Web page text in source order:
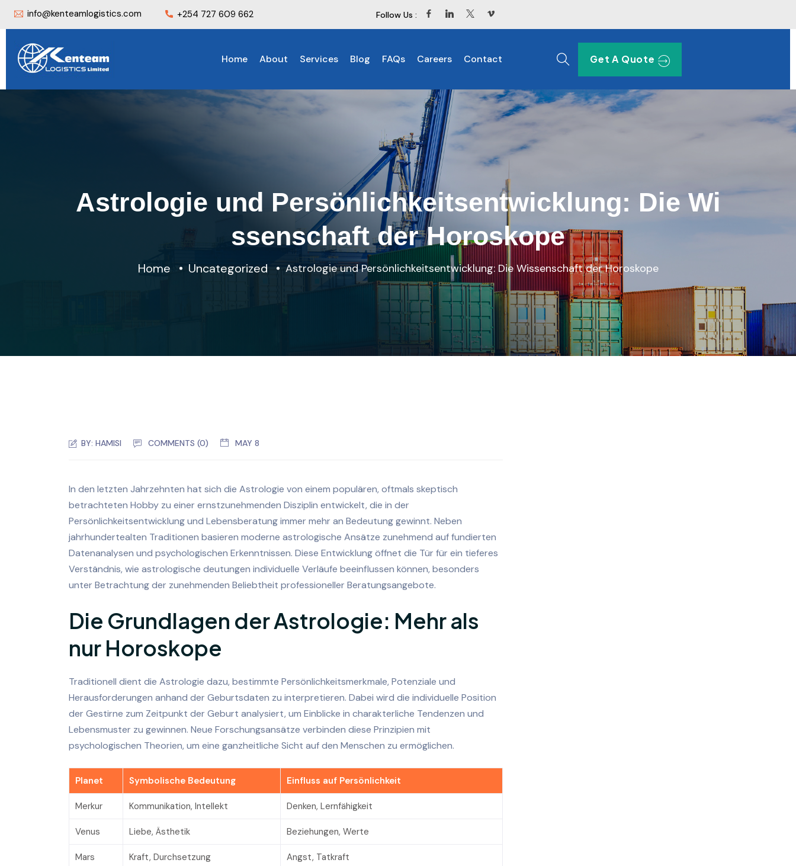
info@kenteamlogistics.com +254 727 609 662 Follow Us :
Home About Services Blog FAQs Careers Contact Get A Quote
Astrologie und Persönlichkeitsentwicklung: Die Wi
ssenschaft der Horoskope
Home Uncategorized Astrologie und Persönlichkeitsentwicklung: Die Wissenschaft der Horoskope
BY: HAMISI COMMENTS (0) MAY 8
In den letzten Jahrzehnten hat sich die Astrologie von einem populären, oftmals skeptisch
betrachteten Hobby zu einer ernstzunehmenden Disziplin entwickelt, die in der
Persönlichkeitsentwicklung und Lebensberatung immer mehr an Bedeutung gewinnt. Neben
jahrhundertealten Traditionen basieren moderne astrologische Ansätze zunehmend auf fundierten
Datenanalysen und psychologischen Erkenntnissen. Diese Entwicklung öffnet die Tür für ein tieferes
Verständnis, wie astrologische deutungen individuelle Verläufe beeinflussen können, besonders
unter Betrachtung der zunehmenden Beliebtheit professioneller Beratungsangebote.
Die Grundlagen der Astrologie: Mehr als
nur Horoskope
Traditionell dient die Astrologie dazu, bestimmte Persönlichkeitsmerkmale, Potenziale und
Herausforderungen anhand der Geburtsdaten zu interpretieren. Dabei wird die individuelle Position
der Gestirne zum Zeitpunkt der Geburt analysiert, um Einblicke in charakterliche Tendenzen und
Lebensmuster zu gewinnen. Neue Forschungsansätze verbinden diese Prinzipien mit
psychologischen Theorien, um eine ganzheitliche Sicht auf den Menschen zu ermöglichen.
Planet Symbolische Bedeutung Einfluss auf Persönlichkeit
Merkur Kommunikation, Intellekt Denken, Lernfähigkeit
Venus Liebe, Ästhetik Beziehungen, Werte
Mars Kraft, Durchsetzung Angst, Tatkraft